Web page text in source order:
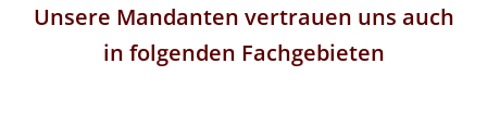
Unsere Mandanten vertrauen uns auch
in folgenden Fachgebieten